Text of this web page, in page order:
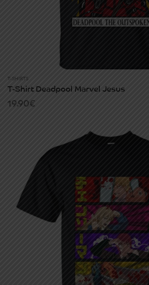
T-SHIRTS
T-Shirt Deadpool Marvel Jesus
19.90€